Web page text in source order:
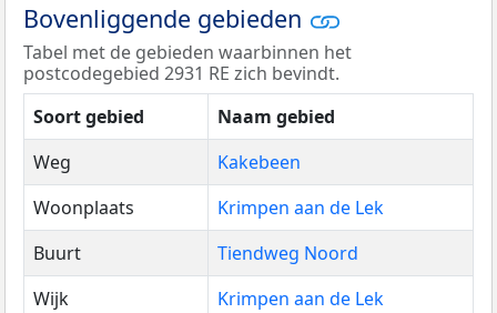
Bovenliggende gebieden
Tabel met de gebieden waarbinnen het
postcodegebied 2931 RE zich bevindt.
Soort gebied
Naam gebied
Weg
Kakebeen
Woonplaats
Krimpen aan de Lek
Buurt
Tiendweg Noord
Wijk
Krimpen aan de Lek